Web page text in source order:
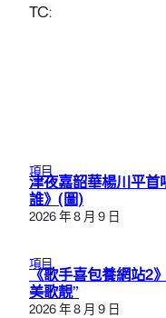
TC:
項目
津夜嘉韶華楊川平
誰》(圖)
2026 年 8 月 9 日
項目
《歌手喜包養網站2
美歌靚”
2026 年 8 月 9 日